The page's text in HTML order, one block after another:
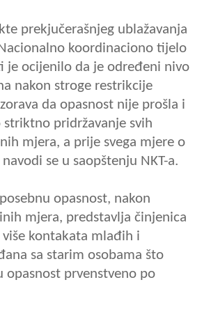
prekjučerašnjeg ublažavanja
koordinaciono tijelo
je ocijenilo da je određeni nivo
nakon stroge restrikcije
da opasnost nije prošla i
pridržavanje svih
mjera, a prije svega mjere o
se u saopštenju NKT-a.
opasnost, nakon
mjera, predstavlja činjenica
kontakata mlađih i
sa starim osobama što
opasnost prvenstveno po